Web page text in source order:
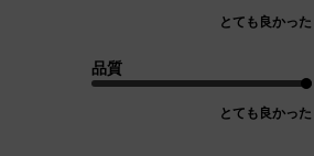
とても良かった
品質
とても良かった